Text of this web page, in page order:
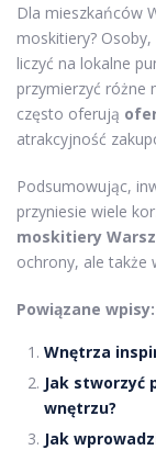
Dla mieszkańców
moskitiery?
liczyć na lokalne
przymierzyć różne
często oferują
atrakcyjność
Podsumowując,
przyniesie wiele
moskitiery
ochrony, ale także
Powiązane wpisy:
Wnętrza
Jak stworzyć
wnętrzu?
Jak